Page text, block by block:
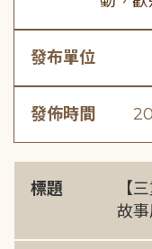
發布單位
發佈時間
標題
【
故事